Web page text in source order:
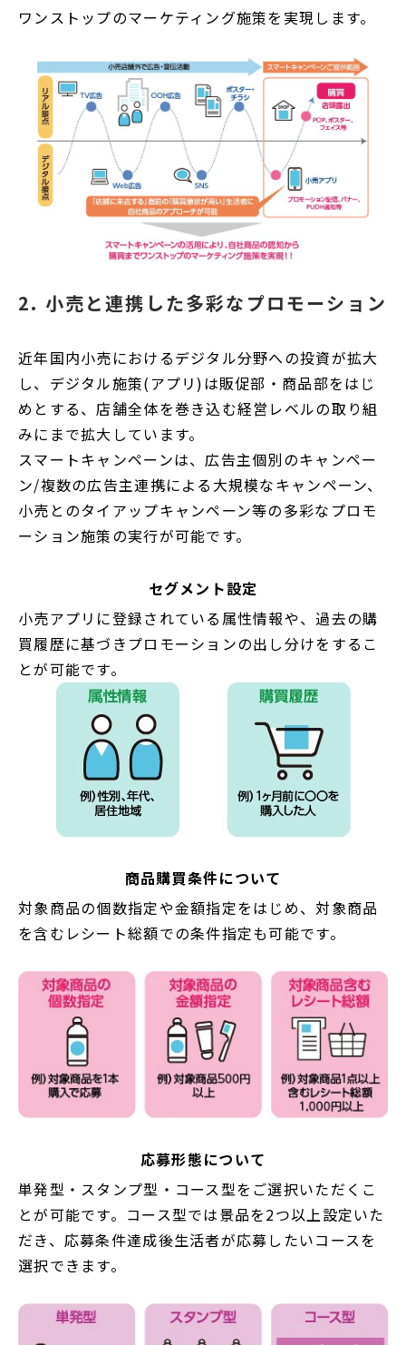
ワンストップのマーケティング施策を実現します。
2. 小売と連携した多彩なプロモーション
近年国内小売におけるデジタル分野への投資が拡大
し、デジタル施策(アプリ)は販促部・商品部をはじ
めとする、店舗全体を巻き込む経営レベルの取り組
みにまで拡大しています。
スマートキャンペーンは、広告主個別のキャンペー
ン/複数の広告主連携による大規模なキャンペーン、
小売とのタイアップキャンペーン等の多彩なプロモ
ーション施策の実行が可能です。
セグメント設定
小売アプリに登録されている属性情報や、過去の購
買履歴に基づきプロモーションの出し分けをするこ
とが可能です。
商品購買条件について
対象商品の個数指定や金額指定をはじめ、対象商品
を含むレシート総額での条件指定も可能です。
応募形態について
単発型・スタンプ型・コース型をご選択いただくこ
とが可能です。コース型では景品を2つ以上設定いた
だき、応募条件達成後生活者が応募したいコースを
選択できます。